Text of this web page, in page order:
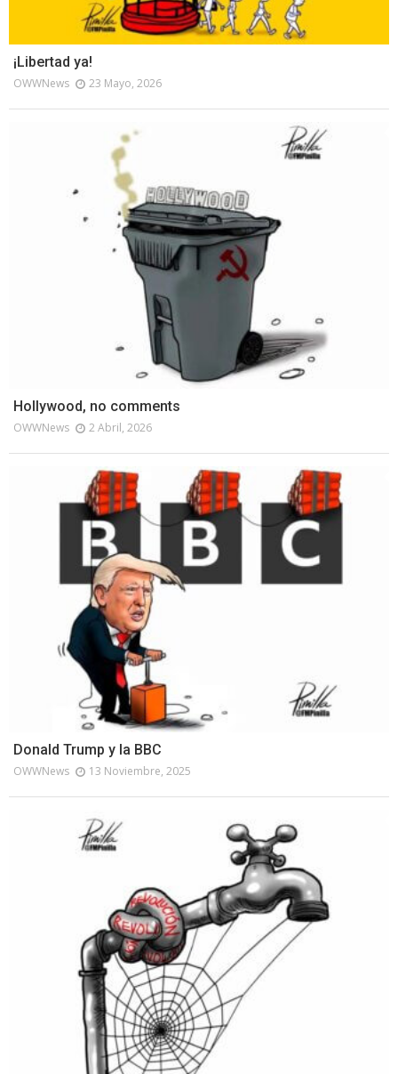
¡Libertad ya!
OWWNews 23 Mayo, 2026
Hollywood, no comments
OWWNews 2 Abril, 2026
Donald Trump y la BBC
OWWNews 13 Noviembre, 2025